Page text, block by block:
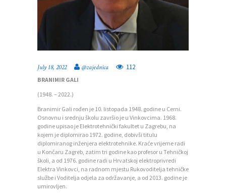
July 18, 2022 @zajednica 112
BRANIMIR GALI
(1948. – 2022.)
Branimir Gali rođen je 10. listopada 1948. godine u Cerni.
Osnovnu i srednju školu završio je u Vinkovcima. 1968.
godine upisao je Elektrotehnički fakultet u Zagrebu, na
kojem je diplomirao 1972. godine, dobivši titulu
diplomiranog inženjera elektrotehnike. Kraće vrijeme radi
u Končaru Zagreb, zatim tri godine kao profesor u Tehničkoj
školi, a od 1976. godine radi u Hrvatskoj elektroprivredi
Elektra Vinkovci, na radnom mjestu Rukovoditelja tehničke
službe i Voditelja odjela za održavanje, a od 2013. godine je
umirovljen.